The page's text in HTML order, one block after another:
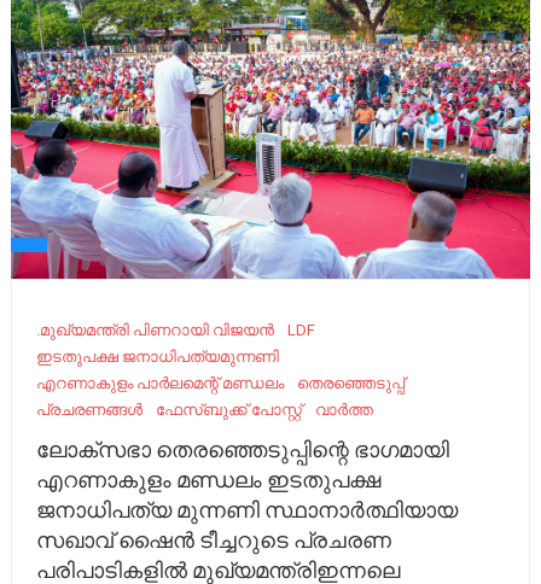
.മുഖ്യമന്ത്രി പിണറായി വിജയൻ
LDF
ഇടതുപക്ഷ ജനാധിപത്യമുന്നണി
എറണാകുളം പാർലമെന്റ് മണ്ഡലം
തെരഞ്ഞെടുപ്പ്
പ്രചരണങ്ങൾ
ഫേസ്ബുക്ക് പോസ്റ്റ് വാർത്ത
ലോക്‌സഭാ തെരഞ്ഞെടുപ്പിന്റെ ഭാഗമായി
എറണാകുളം മണ്ഡലം ഇടതുപക്ഷ
ജനാധിപത്യ മുന്നണി സ്ഥാനാർത്ഥിയായ
സഖാവ് ഷൈൻ ടീച്ചറുടെ പ്രചരണ
പരിപാടികളിൽ മുഖ്യമന്ത്രിഇന്നലെ